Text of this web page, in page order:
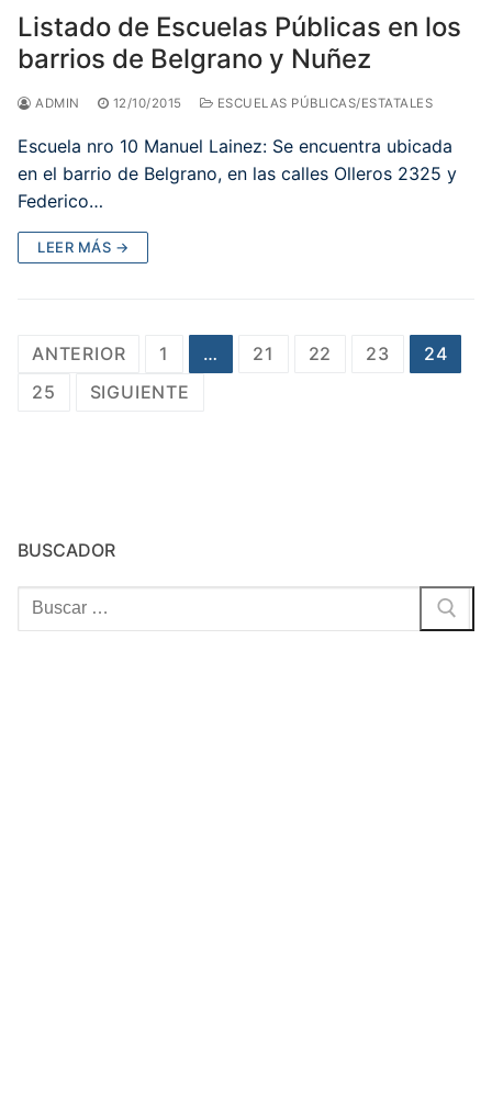
Listado de Escuelas Públicas en los
barrios de Belgrano y Nuñez
ADMIN 12/10/2015 ESCUELAS PÚBLICAS/ESTATALES
Escuela nro 10 Manuel Lainez: Se encuentra ubicada
en el barrio de Belgrano, en las calles Olleros 2325 y
Federico…
LEER MÁS →
Paginación
de
ANTERIOR 1 … 21 22 23
24
25
SIGUIENTE
BUSCADOR
Buscar: